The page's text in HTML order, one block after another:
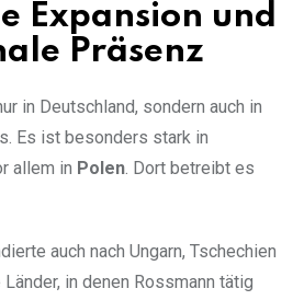
Expansion und
Präsenz
in Deutschland, sondern auch in
Es ist besonders stark in
allem in Polen . Dort betreibt es
auch nach Ungarn, Tschechien
in denen Rossmann tätig